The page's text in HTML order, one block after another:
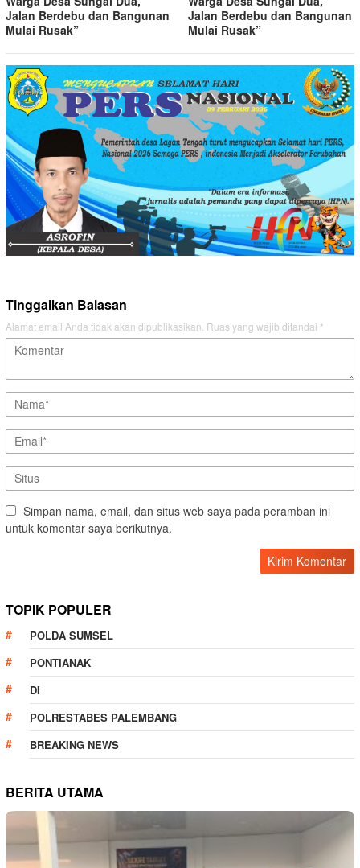
Jalan Berdebu dan Bangunan
Mulai Rusak”
Jalan Berdebu dan Bangunan
Mulai Rusak”
Tinggalkan Balasan
Alamat email Anda tidak akan dipublikasikan. Ruas yang wajib ditandai *
Simpan nama, email, dan situs web saya pada peramban ini
untuk komentar saya berikutnya.
TOPIK POPULER
POLDA SUMSEL
PONTIANAK
DI
POLRESTABES PALEMBANG
BREAKING NEWS
BERITA UTAMA